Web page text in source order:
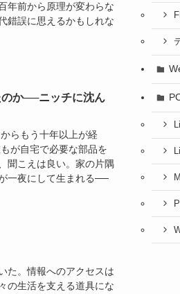
年前から原理が変わらな
錯誤に思えるかもしれな
か──ニッチに沈ん
らもう十年以上が経
が自宅で必要な部品を
聞こえは良い。家の片隅
一夜にして生まれる──
た。情報へのアクセスは
の生活を支える道具にな